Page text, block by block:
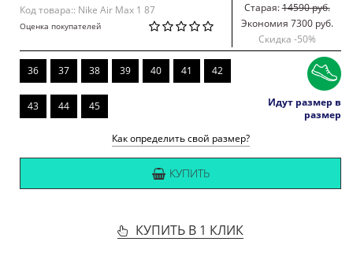
Код товара:: Nike Air Max 1 87
Оценка покупателей
Старая:14590 руб.
Экономия 7300 руб.
Скидка -50%
36 37 38 39 40 41 42
43 44 45
Идут размер в
размер
Как определить свой размер?
КУПИТЬ
КУПИТЬ В 1 КЛИК